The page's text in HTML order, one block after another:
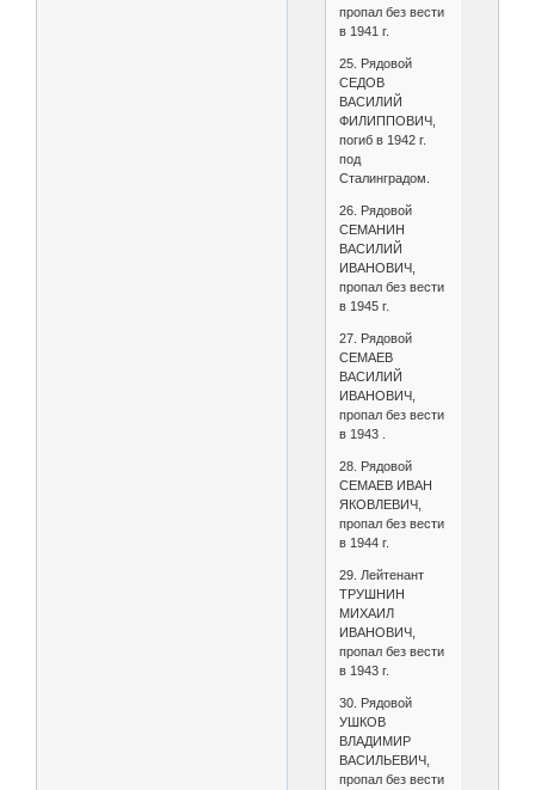
пропал без вести
в 1941 г.
25. Рядовой
СЕДОВ
ВАСИЛИЙ
ФИЛИППОВИЧ,
погиб в 1942 г.
под
Сталинградом.
26. Рядовой
СЕМАНИН
ВАСИЛИЙ
ИВАНОВИЧ,
пропал без вести
в 1945 г.
27. Рядовой
СЕМАЕВ
ВАСИЛИЙ
ИВАНОВИЧ,
пропал без вести
в 1943 .
28. Рядовой
СЕМАЕВ ИВАН
ЯКОВЛЕВИЧ,
пропал без вести
в 1944 г.
29. Лейтенант
ТРУШНИН
МИХАИЛ
ИВАНОВИЧ,
пропал без вести
в 1943 г.
30. Рядовой
УШКОВ
ВЛАДИМИР
ВАСИЛЬЕВИЧ,
пропал без вести